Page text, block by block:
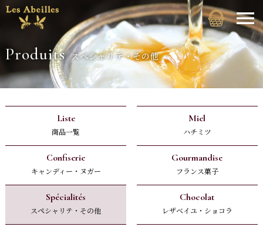
Produits スペシャリテ・その他
Liste
商品一覧
Miel
ハチミツ
Confiserie
キャンディー・ヌガー
Gourmandise
フランス菓子
Spécialités
スペシャリテ・その他
Chocolat
レザベイユ・ショコラ